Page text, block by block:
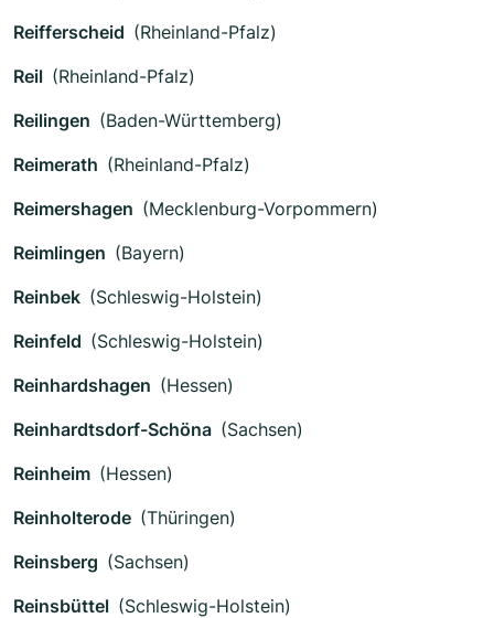
Reifferscheid (Rheinland-Pfalz)
Reil (Rheinland-Pfalz)
Reilingen (Baden-Württemberg)
Reimerath (Rheinland-Pfalz)
Reimershagen (Mecklenburg-Vorpommern)
Reimlingen (Bayern)
Reinbek (Schleswig-Holstein)
Reinfeld (Schleswig-Holstein)
Reinhardshagen (Hessen)
Reinhardtsdorf-Schöna (Sachsen)
Reinheim (Hessen)
Reinholterode (Thüringen)
Reinsberg (Sachsen)
Reinsbüttel (Schleswig-Holstein)